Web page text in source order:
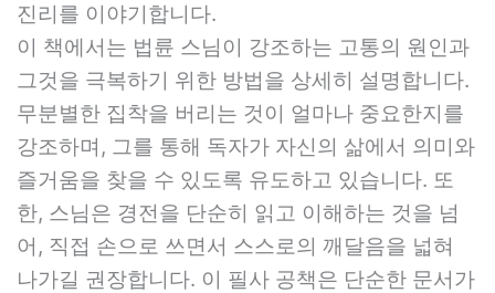
진리를 이야기합니다.
이 책에서는 법륜 스님이 강조하는 고통의 원인과
그것을 극복하기 위한 방법을 상세히 설명합니다.
무분별한 집착을 버리는 것이 얼마나 중요한지를
강조하며, 그를 통해 독자가 자신의 삶에서 의미와
즐거움을 찾을 수 있도록 유도하고 있습니다. 또
한, 스님은 경전을 단순히 읽고 이해하는 것을 넘
어, 직접 손으로 쓰면서 스스로의 깨달음을 넓혀
나가길 권장합니다. 이 필사 공책은 단순한 문서가